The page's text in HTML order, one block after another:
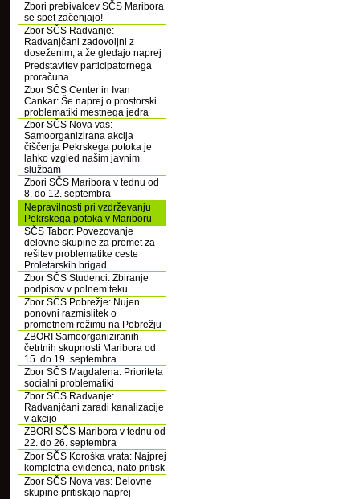
Zbori prebivalcev SČS Maribora
se spet začenjajo!
Zbor SČS Radvanje:
Radvanjčani zadovoljni z
doseženim, a že gledajo naprej
Predstavitev participatornega
proračuna
Zbor SČS Center in Ivan
Cankar: Še naprej o prostorski
problematiki mestnega jedra
Zbor SČS Nova vas:
Samoorganizirana akcija
čiščenja Pekrskega potoka je
lahko vzgled našim javnim
službam
Zbori SČS Maribora v tednu od
8. do 12. septembra
Nepravilnosti pri vzdrževanju
Pekrskega potoka v Mariboru
SČS Tabor: Povezovanje
delovne skupine za promet za
rešitev problematike ceste
Proletarskih brigad
Zbor SČS Studenci: Zbiranje
podpisov v polnem teku
Zbor SČS Pobrežje: Nujen
ponovni razmislitek o
prometnem režimu na Pobrežju
ZBORI Samoorganiziranih
četrtnih skupnosti Maribora od
15. do 19. septembra
Zbor SČS Magdalena: Prioriteta
socialni problematiki
Zbor SČS Radvanje:
Radvanjčani zaradi kanalizacije
v akcijo
ZBORI SČS Maribora v tednu od
22. do 26. septembra
Zbor SČS Koroška vrata: Najprej
kompletna evidenca, nato pritisk
Zbor SČS Nova vas: Delovne
skupine pritiskajo naprej